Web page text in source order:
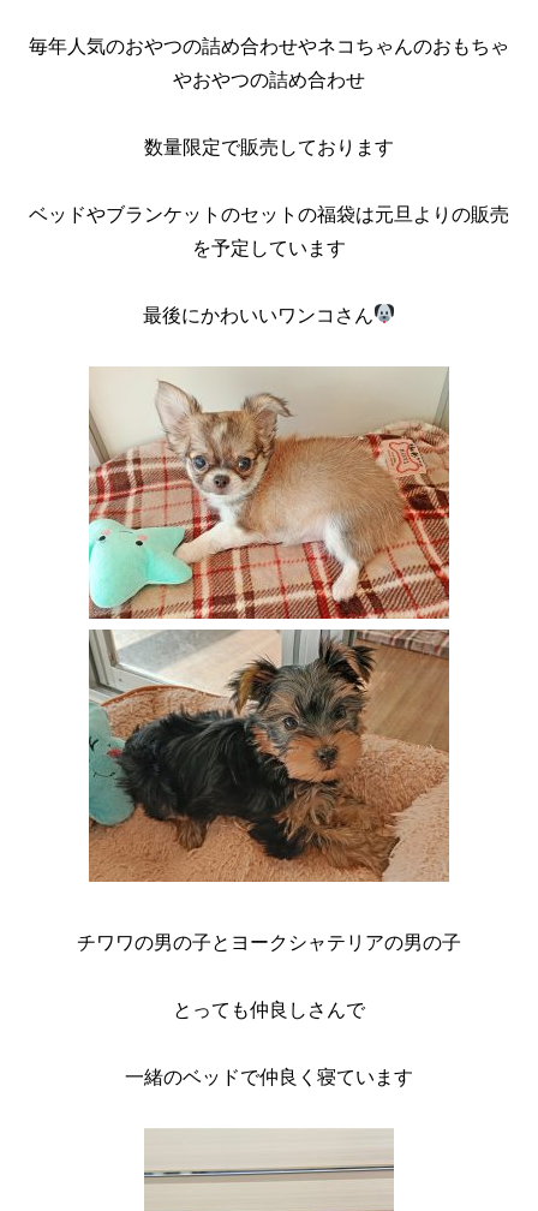
毎年人気のおやつの詰め合わせやネコちゃんのおもちゃ
やおやつの詰め合わせ
数量限定で販売しております
ベッドやブランケットのセットの福袋は元旦よりの販売
を予定しています
最後にかわいいワンコさん
チワワの男の子とヨークシャテリアの男の子
とっても仲良しさんで
一緒のベッドで仲良く寝ています